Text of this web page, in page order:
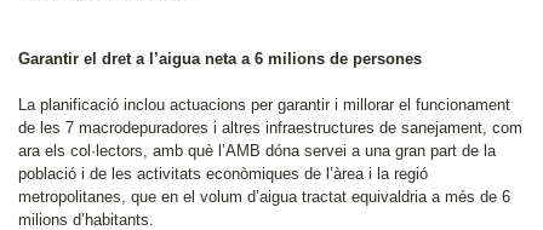
Garantir el dret a l’aigua neta a 6 milions de persones
La planificació inclou actuacions per garantir i millorar el funcionament
de les 7 macrodepuradores i altres infraestructures de sanejament, com
ara els col·lectors, amb què l’AMB dóna servei a una gran part de la
població i de les activitats econòmiques de l’àrea i la regió
metropolitanes, que en el volum d’aigua tractat equivaldria a més de 6
milions d’habitants.